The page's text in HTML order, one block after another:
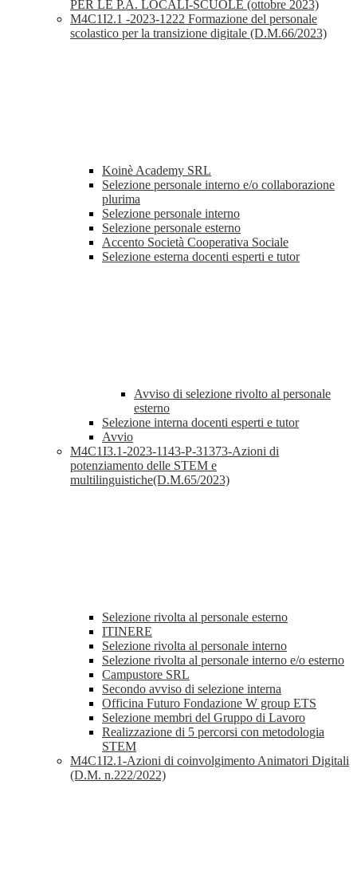
PER LE P.A. LOCALI-SCUOLE (ottobre 2023)
M4C1I2.1 -2023-1222 Formazione del personale
scolastico per la transizione digitale (D.M.66/2023)
Koinè Academy SRL
Selezione personale interno e/o collaborazione
plurima
Selezione personale interno
Selezione personale esterno
Accento Società Cooperativa Sociale
Selezione esterna docenti esperti e tutor
Avviso di selezione rivolto al personale
esterno
Selezione interna docenti esperti e tutor
Avvio
M4C1I3.1-2023-1143-P-31373-Azioni di
potenziamento delle STEM e
multilinguistiche(D.M.65/2023)
Selezione rivolta al personale esterno
ITINERE
Selezione rivolta al personale interno
Selezione rivolta al personale interno e/o esterno
Campustore SRL
Secondo avviso di selezione interna
Officina Futuro Fondazione W group ETS
Selezione membri del Gruppo di Lavoro
Realizzazione di 5 percorsi con metodologia
STEM
M4C1I2.1-Azioni di coinvolgimento Animatori Digitali
(D.M. n.222/2022)